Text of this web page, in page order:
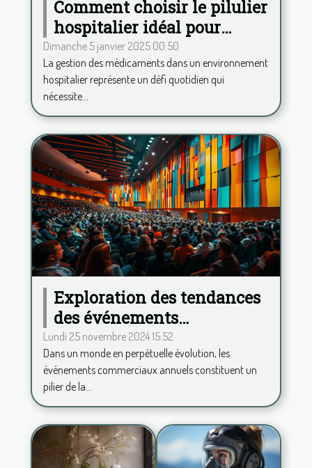
Comment choisir le pilulier
hospitalier idéal pour
améliorer la gestion des
médicaments
Dimanche 5 janvier 2025 00:50
La gestion des médicaments dans un environnement
hospitalier représente un défi quotidien qui
nécessite...
Exploration des tendances
des événements
commerciaux annuels et
leur impact
Lundi 25 novembre 2024 15:52
Dans un monde en perpétuelle évolution, les
événements commerciaux annuels constituent un
pilier de la...